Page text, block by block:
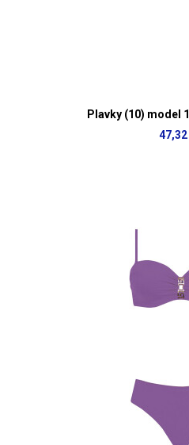
Plavky (10) model
47,32